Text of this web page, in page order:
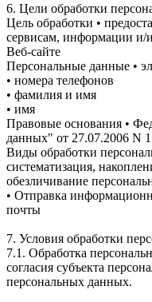
6. Цели обработки
Цель обработки •
сервисам, информации и/
Веб-сайте
Персональные данные •
• номера телефонов
• фамилия и имя
• имя
Правовые основания •
данных" от 27.07.2006 N
Виды обработки
систематизация,
обезличивание
• Отправка
почты
7. Условия обработки
7.1. Обработка
согласия субъекта
персональных данных.